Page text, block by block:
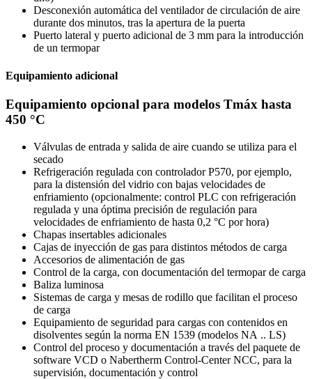
Desconexión automática del ventilador de circulación de aire
durante dos minutos, tras la apertura de la puerta
Puerto lateral y puerto adicional de 3 mm para la introducción
de un termopar
Equipamiento adicional
Equipamiento opcional para modelos Tmáx hasta
450 °C
Válvulas de entrada y salida de aire cuando se utiliza para el
secado
Refrigeración regulada con controlador P570, por ejemplo,
para la distensión del vidrio con bajas velocidades de
enfriamiento (opcionalmente: control PLC con refrigeración
regulada y una óptima precisión de regulación para
velocidades de enfriamiento de hasta 0,2 °C por hora)
Chapas insertables adicionales
Cajas de inyección de gas para distintos métodos de carga
Accesorios de alimentación de gas
Control de la carga, con documentación del termopar de carga
Baliza luminosa
Sistemas de carga y mesas de rodillo que facilitan el proceso
de carga
Equipamiento de seguridad para cargas con contenidos en
disolventes según la norma EN 1539 (modelos NA .. LS)
Control del proceso y documentación a través del paquete de
software VCD o Nabertherm Control-Center NCC, para la
supervisión, documentación y control